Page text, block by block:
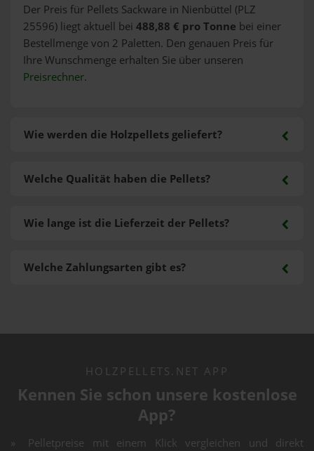
Der Preis für Pellets Sackware in Nienbüttel (PLZ
25596) liegt aktuell bei 488,88 € pro Tonne bei einer
Bestellmenge von 2 Paletten. Den genauen Preis für
Ihre Wunschmenge erhalten Sie über unseren
Preisrechner.
Wie werden die Holzpellets geliefert?
Welche Zahlungsarten gibt es?
Welche Qualität haben die Pellets?
Wie lange ist die Lieferzeit der Pellets?
HOLZPELLETS.NET APP
Kennen Sie schon unsere kostenlose
App?
Pelletpreise mit einem Klick vergleichen und direkt